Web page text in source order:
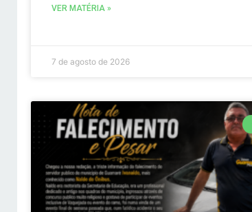
VER MATÉRIA »
7 de agosto de 2026